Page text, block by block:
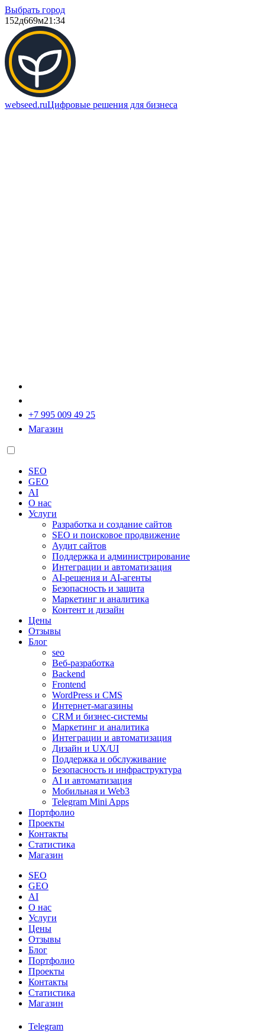
Выбрать город
152д669м21:34
webseed.ruЦифровые решения для бизнеса
+7 995 009 49 25
Магазин
SEO
GEO
AI
О нас
Услуги
Разработка и создание сайтов
SEO и поисковое продвижение
Аудит сайтов
Поддержка и администрирование
Интеграции и автоматизация
AI-решения и AI-агенты
Безопасность и защита
Маркетинг и аналитика
Контент и дизайн
Цены
Отзывы
Блог
seo
Веб-разработка
Backend
Frontend
WordPress и CMS
Интернет-магазины
CRM и бизнес-системы
Маркетинг и аналитика
Интеграции и автоматизация
Дизайн и UX/UI
Поддержка и обслуживание
Безопасность и инфраструктура
AI и автоматизация
Мобильная и Web3
Telegram Mini Apps
Портфолио
Проекты
Контакты
Статистика
Магазин
SEO
GEO
AI
О нас
Услуги
Цены
Отзывы
Блог
Портфолио
Проекты
Контакты
Статистика
Магазин
Telegram